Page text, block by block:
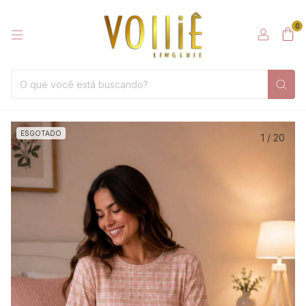
0
ESGOTADO 1 / 20